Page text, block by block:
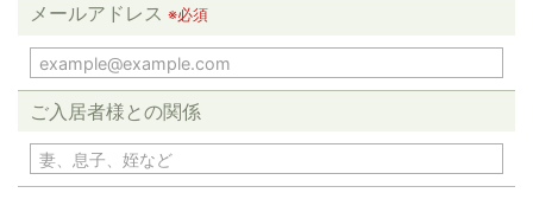
メールアドレス ※必須
ご入居者様との関係